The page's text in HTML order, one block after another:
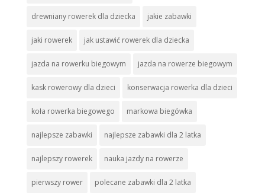
drewniany rowerek dla dziecka jakie zabawki
jaki rowerek jak ustawić rowerek dla dziecka
jazda na rowerku biegowym jazda na rowerze biegowym
kask rowerowy dla dzieci konserwacja rowerka dla dzieci
koła rowerka biegowego markowa biegówka
najlepsze zabawki najlepsze zabawki dla 2 latka
najlepszy rowerek nauka jazdy na rowerze
pierwszy rower polecane zabawki dla 2 latka